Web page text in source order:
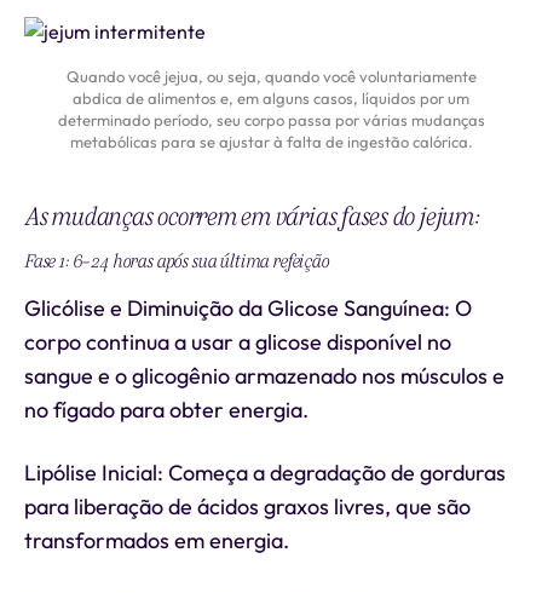
Quando você jejua, ou seja, quando você voluntariamente
abdica de alimentos e, em alguns casos, líquidos por um
determinado período, seu corpo passa por várias mudanças
metabólicas para se ajustar à falta de ingestão calórica.
As mudanças ocorrem em várias fases do jejum:
Fase 1: 6-24 horas após sua última refeição
Glicólise e Diminuição da Glicose Sanguínea: O
corpo continua a usar a glicose disponível no
sangue e o glicogênio armazenado nos músculos e
no fígado para obter energia.
Lipólise Inicial: Começa a degradação de gorduras
para liberação de ácidos graxos livres, que são
transformados em energia.